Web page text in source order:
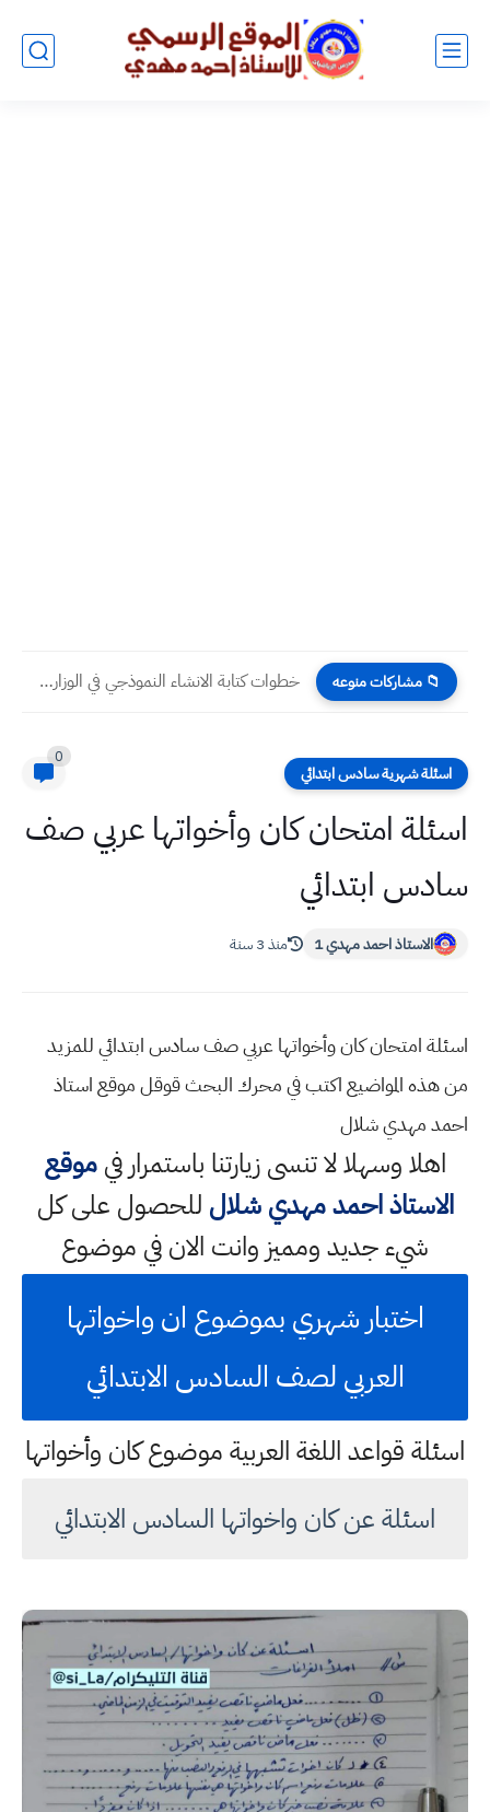
📁 مشاركات منوعه خطوات كتابة الانشاء النموذجي في الوزاري لضمان الدرجة الكاملة في...
اسئلة شهرية سادس ابتدائي
0
اسئلة امتحان كان وأخواتها عربي صف
سادس ابتدائي
الاستاذ احمد مهدي 1 منذ 3 سنة
اسئلة امتحان كان وأخواتها عربي صف سادس ابتدائي للمزيد
من هذه المواضيع اكتب في محرك البحث قوقل موقع استاذ
احمد مهدي شلال
اهلا وسهلالا تنسى زيارتنا باستمرار فيموقع
الاستاذ احمد مهدي شلال للحصول على كل
شيء جديد ومميز وانت الان في موضوع
اختبار شهري بموضوع ان واخواتها
العربي لصف السادس الابتدائي
اسئلة قواعد اللغة العربية موضوع كان وأخواتها
اسئلة عن كان واخواتها السادس الابتدائي